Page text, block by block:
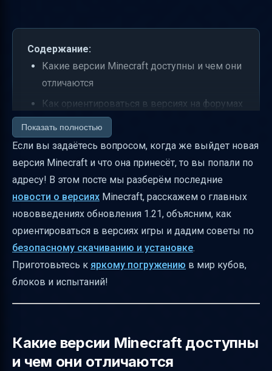
Содержание:
Какие версии Minecraft доступны и чем они
отличаются
Как ориентироваться в версиях на форумах
и сайтах
Новая версия Minecraft 1.21 Tricky Trials —
что нового
Как работает сборщик и зачем он нужен
Камеры испытаний и спаунеры — новые
вызовы для игроков
Как безопасно скачивать и устанавливать
версии Minecraft
Как поддерживать актуальность
Практические советы для новичков
Итог
Показать полностью
Если вы задаётесь вопросом, когда же выйдет новая
версия Minecraft и что она принесёт, то вы попали по
адресу! В этом посте мы разберём последние
новости о версиях Minecraft, расскажем о главных
нововведениях обновления 1.21, объясним, как
ориентироваться в версиях игры и дадим советы по
безопасному скачиванию и установке.
Приготовьтесь к яркому погружению в мир кубов,
блоков и испытаний!
Какие версии Minecraft доступны
и чем они отличаются